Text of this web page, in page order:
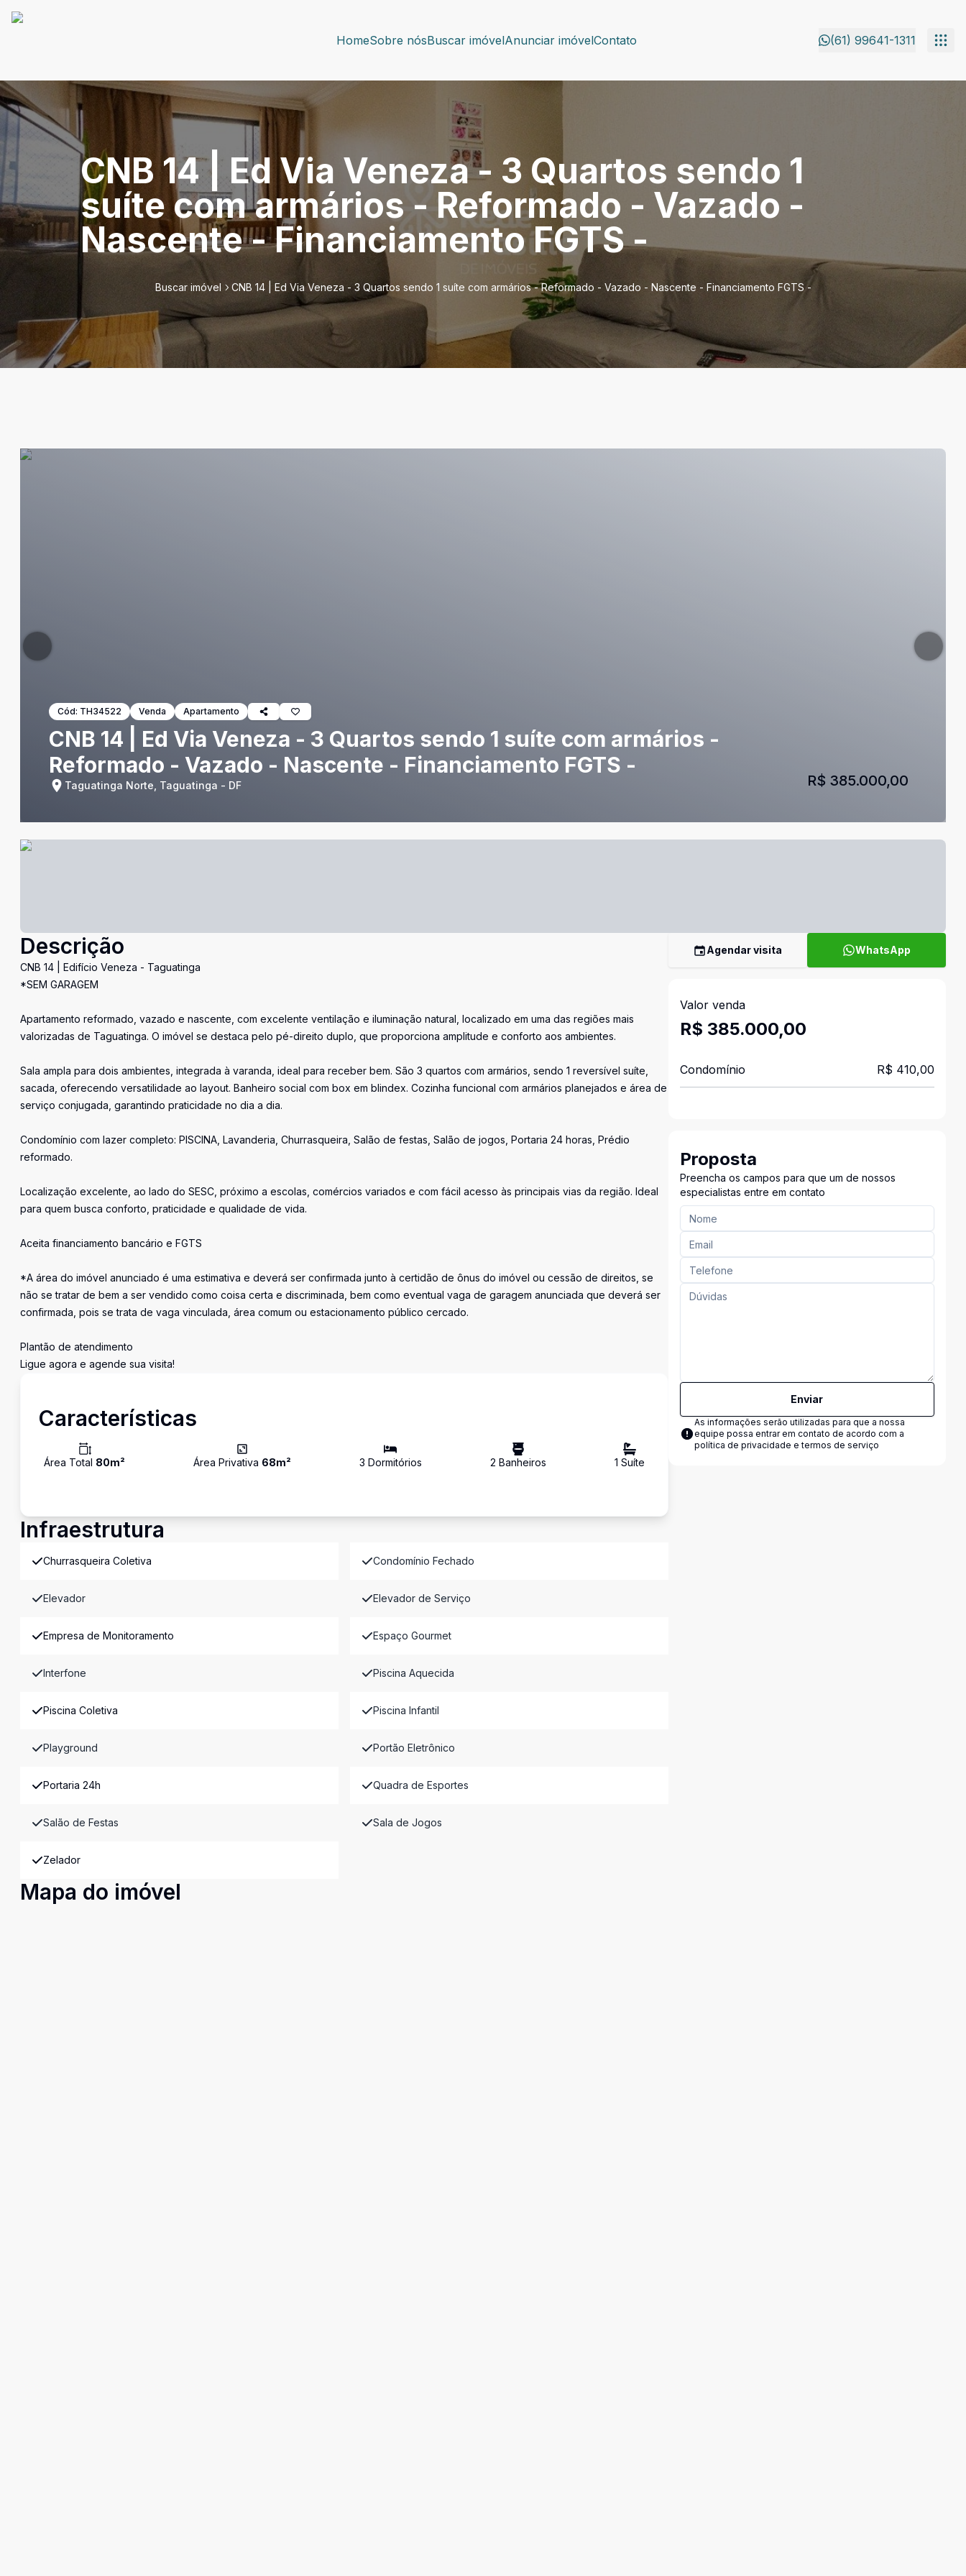
HomeSobre nósBuscar imóvelAnunciar imóvelContato (61) 99641-1311
CNB 14 | Ed Via Veneza - 3 Quartos sendo 1
suíte com armários - Reformado - Vazado -
Nascente - Financiamento FGTS -
Buscar imóvel CNB 14 | Ed Via Veneza - 3 Quartos sendo 1 suíte com armários - Reformado - Vazado - Nascente - Financiamento FGTS -
Cód: TH34522 Venda Apartamento
CNB 14 | Ed Via Veneza - 3 Quartos sendo 1 suíte com armários -
Reformado - Vazado - Nascente - Financiamento FGTS -
Taguatinga Norte, Taguatinga - DF R$ 385.000,00
Descrição
CNB 14 | Edifício Veneza - Taguatinga
*SEM GARAGEM
Apartamento reformado, vazado e nascente, com excelente ventilação e iluminação natural, localizado em uma das regiões mais
valorizadas de Taguatinga. O imóvel se destaca pelo pé-direito duplo, que proporciona amplitude e conforto aos ambientes.
Sala ampla para dois ambientes, integrada à varanda, ideal para receber bem. São 3 quartos com armários, sendo 1 reversível suíte,
sacada, oferecendo versatilidade ao layout. Banheiro social com box em blindex. Cozinha funcional com armários planejados e área de
serviço conjugada, garantindo praticidade no dia a dia.
Condomínio com lazer completo: PISCINA, Lavanderia, Churrasqueira, Salão de festas, Salão de jogos, Portaria 24 horas, Prédio
reformado.
Localização excelente, ao lado do SESC, próximo a escolas, comércios variados e com fácil acesso às principais vias da região. Ideal
para quem busca conforto, praticidade e qualidade de vida.
Aceita financiamento bancário e FGTS
*A área do imóvel anunciado é uma estimativa e deverá ser confirmada junto à certidão de ônus do imóvel ou cessão de direitos, se
não se tratar de bem a ser vendido como coisa certa e discriminada, bem como eventual vaga de garagem anunciada que deverá ser
confirmada, pois se trata de vaga vinculada, área comum ou estacionamento público cercado.
Plantão de atendimento
Ligue agora e agende sua visita!
Características
Área Total 80m² Área Privativa 68m² 3 Dormitórios 2 Banheiros 1 Suíte
Infraestrutura
Churrasqueira Coletiva Condomínio Fechado
Elevador Elevador de Serviço
Empresa de Monitoramento Espaço Gourmet
Interfone Piscina Aquecida
Piscina Coletiva Piscina Infantil
Playground Portão Eletrônico
Portaria 24h Quadra de Esportes
Salão de Festas Sala de Jogos
Zelador
Mapa do imóvel
Agendar visita WhatsApp
Valor venda
R$ 385.000,00
Condomínio R$ 410,00
Proposta
Preencha os campos para que um de nossos
especialistas entre em contato
Enviar
As informações serão utilizadas para que a nossa
equipe possa entrar em contato de acordo com a
política de privacidade e termos de serviço